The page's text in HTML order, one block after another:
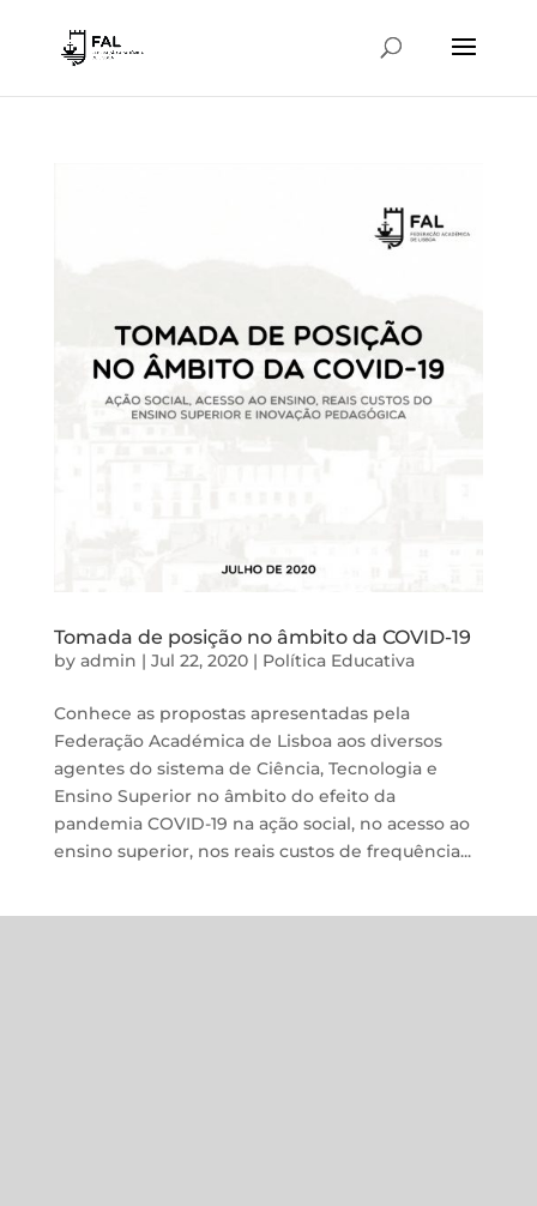
Tomada de posição no âmbito da COVID-19
by admin | Jul 22, 2020| Política Educativa
Conhece as propostas apresentadas pela
Federação Académica de Lisboa aos diversos
agentes do sistema de Ciência, Tecnologia e
Ensino Superior no âmbito do efeito da
pandemia COVID-19 na ação social, no acesso ao
ensino superior, nos reais custos de frequência...